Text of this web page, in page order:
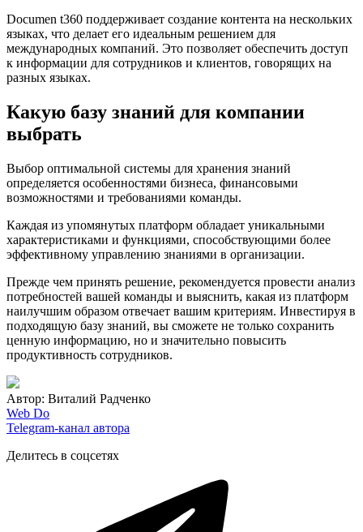
Documen t360 поддерживает создание контента на нескольких
языках, что делает его идеальным решением для
международных компаний. Это позволяет обеспечить доступ
к информации для сотрудников и клиентов, говорящих на
разных языках.
Какую базу знаний для компании
выбрать
Выбор оптимальной системы для хранения знаний
определяется особенностями бизнеса, финансовыми
возможностями и требованиями команды.
Каждая из упомянутых платформ обладает уникальными
характеристиками и функциями, способствующими более
эффективному управлению знаниями в организации.
Прежде чем принять решение, рекомендуется провести анализ
потребностей вашей команды и выяснить, какая из платформ
наилучшим образом отвечает вашим критериям. Инвестируя в
подходящую базу знаний, вы сможете не только сохранить
ценную информацию, но и значительно повысить
продуктивность сотрудников.
Автор: Виталий Радченко
Web Do
Telegram-канал автора
Делитесь в соцсетях